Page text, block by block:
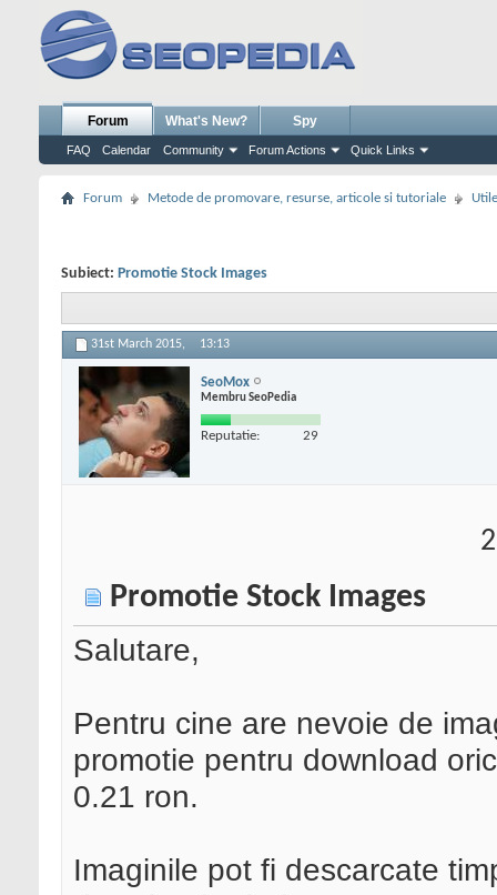
Forum
FAQ Calendar Community Forum Actions Quick Links
What's New? Spy
Forum Metode de promovare, resurse, articole si tutoriale Utile
Subiect: Promotie Stock Images
31st March 2015, 13:13
SeoMox
Membru SeoPedia
Reputatie: 29
Promotie Stock Images
Salutare,
Pentru cine are nevoie de
promotie pentru download
0.21 ron.
Imaginile pot fi descarcate